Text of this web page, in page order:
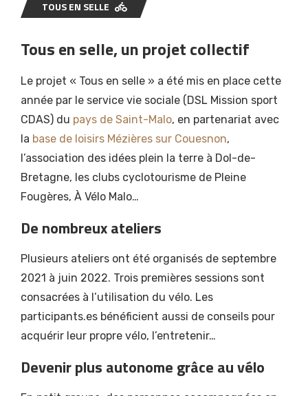
TOUS EN SELLE
Tous en selle, un projet collectif
Le projet « Tous en selle » a été mis en place cette
année par le service vie sociale (DSL Mission sport
CDAS) du pays de Saint-Malo, en partenariat avec
la base de loisirs Mézières sur Couesnon,
l’association des idées plein la terre à Dol-de-
Bretagne, les clubs cyclotourisme de Pleine
Fougères, À Vélo Malo…
De nombreux ateliers
Plusieurs ateliers ont été organisés de septembre
2021 à juin 2022. Trois premières sessions sont
consacrées à l’utilisation du vélo. Les
participants.es bénéficient aussi de conseils pour
acquérir leur propre vélo, l’entretenir…
Devenir plus autonome grâce au vélo